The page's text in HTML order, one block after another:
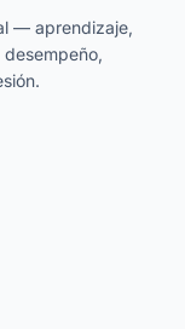
— aprendizaje,